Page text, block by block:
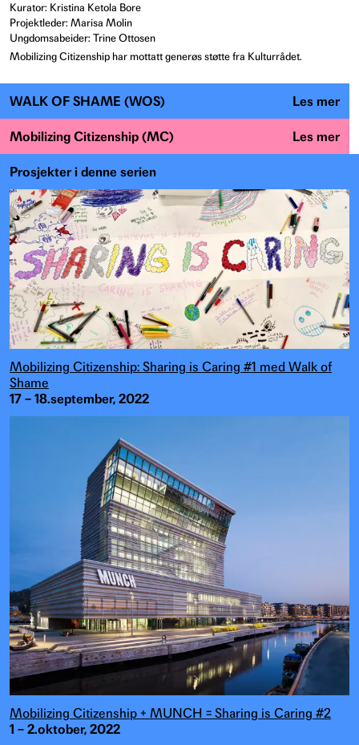
Kurator: Kristina Ketola Bore
Projektleder: Marisa Molin
Ungdomsabeider: Trine Ottosen
Mobilizing Citizenship har mottatt generøs støtte fra Kulturrådet.
WALK OF SHAME (WOS) Les mer
Mobilizing Citizenship (MC) Les mer
Prosjekter i denne serien
Mobilizing Citizenship: Sharing is Caring #1 med Walk of
Shame
17 – 18.september, 2022
Mobilizing Citizenship + MUNCH = Sharing is Caring #2
1 – 2.oktober, 2022